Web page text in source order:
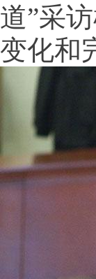
道”采
变化和